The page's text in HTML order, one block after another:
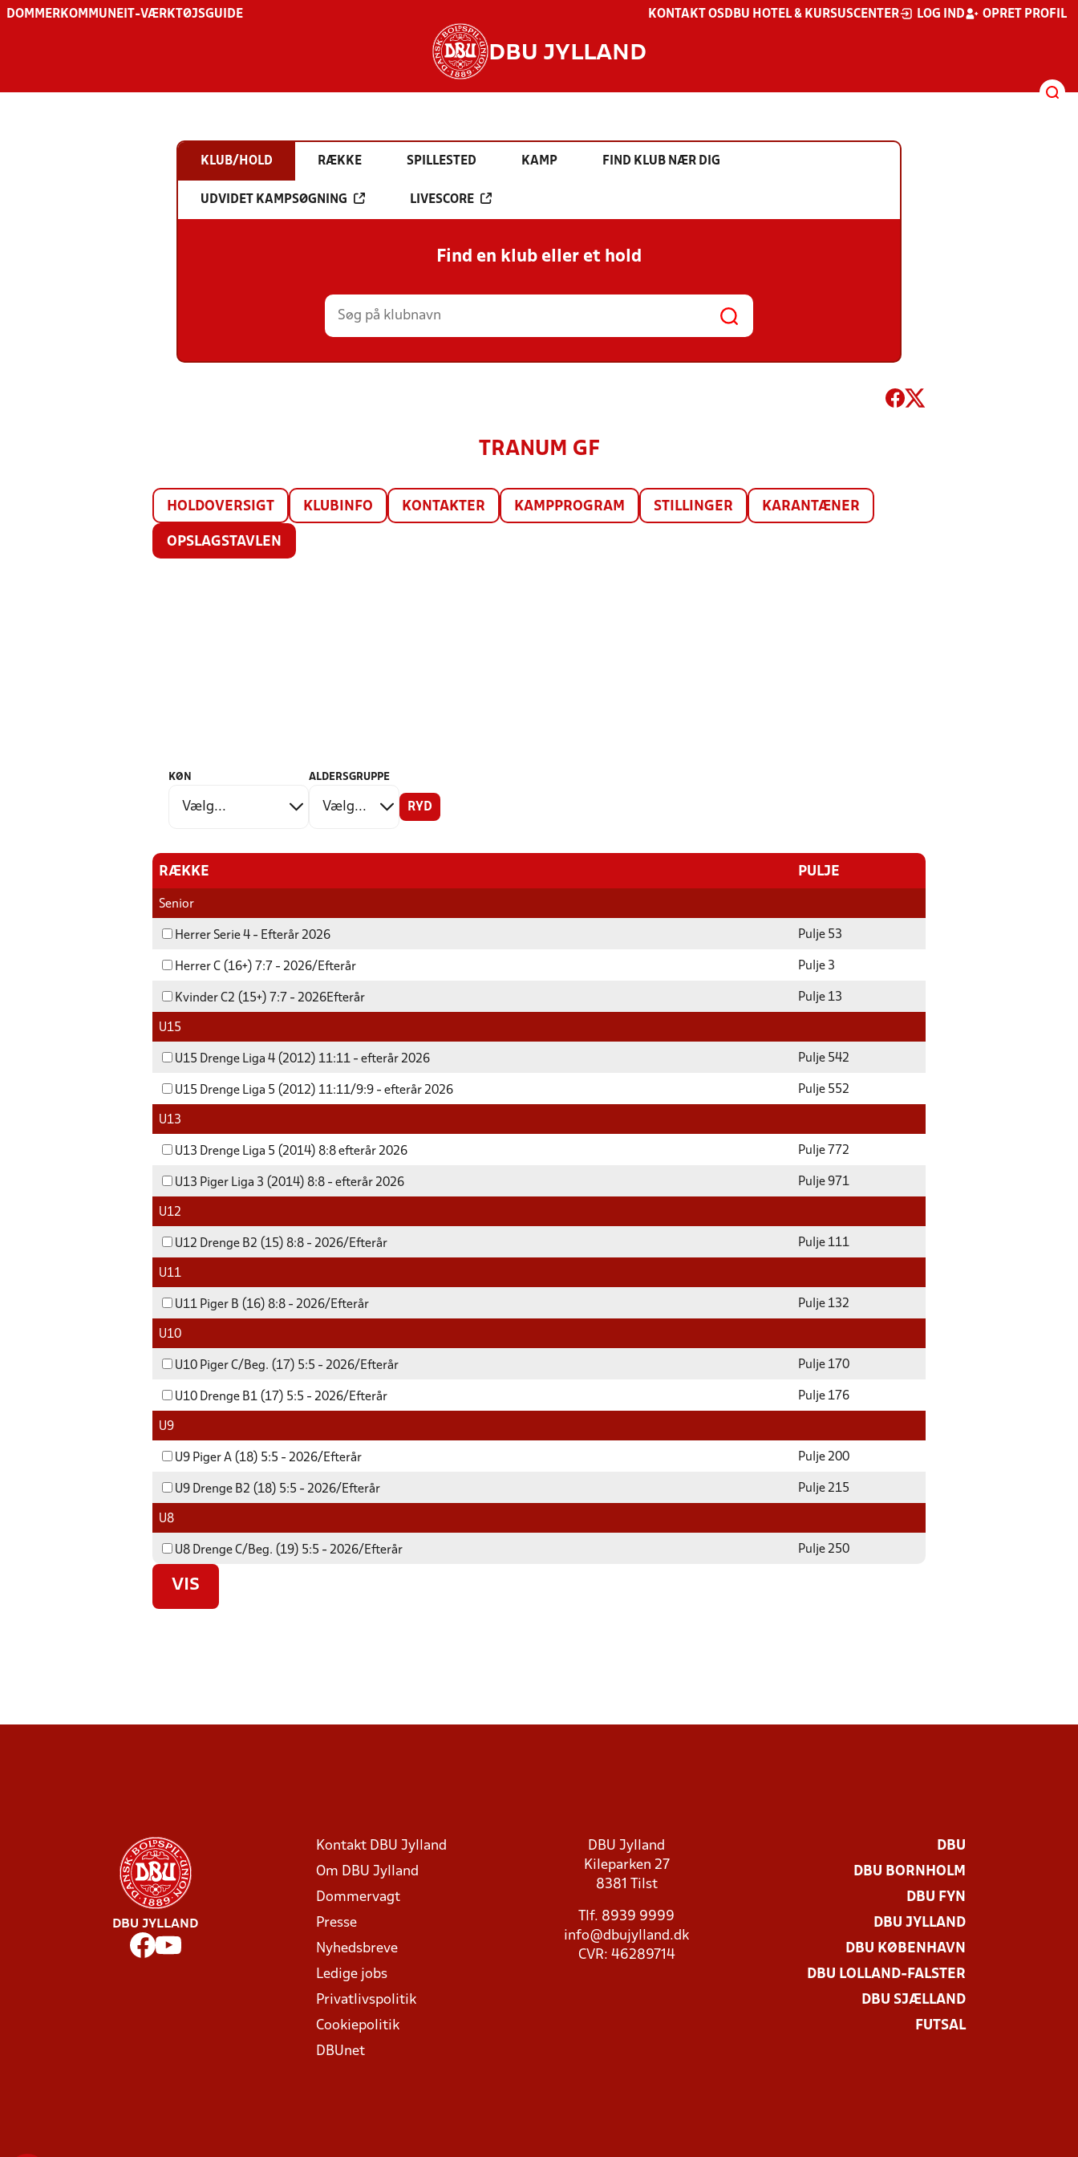
DOMMER KOMMUNE IT-VÆRKTØJSGUIDE KONTAKT OS DBU HOTEL & KURSUSCENTER LOG IND OPRET PROFIL
DBU JYLLAND
KLUB/HOLD RÆKKE SPILLESTED KAMP FIND KLUB NÆR DIG
UDVIDET KAMPSØGNING LIVESCORE
Find en klub eller et hold
TRANUM GF
HOLDOVERSIGT KLUBINFO KONTAKTER KAMPPROGRAM STILLINGER KARANTÆNER
OPSLAGSTAVLEN
KØN ALDERSGRUPPE
RYD
RÆKKE PULJE
Senior
Herrer Serie 4 - Efterår 2026 Pulje 53
Herrer C (16+) 7:7 - 2026/Efterår Pulje 3
Kvinder C2 (15+) 7:7 - 2026Efterår Pulje 13
U15
U15 Drenge Liga 4 (2012) 11:11 - efterår 2026 Pulje 542
U15 Drenge Liga 5 (2012) 11:11/9:9 - efterår 2026 Pulje 552
U13
U13 Drenge Liga 5 (2014) 8:8 efterår 2026 Pulje 772
U13 Piger Liga 3 (2014) 8:8 - efterår 2026 Pulje 971
U12
U12 Drenge B2 (15) 8:8 - 2026/Efterår Pulje 111
U11
U11 Piger B (16) 8:8 - 2026/Efterår Pulje 132
U10
U10 Piger C/Beg. (17) 5:5 - 2026/Efterår Pulje 170
U10 Drenge B1 (17) 5:5 - 2026/Efterår Pulje 176
U9
U9 Piger A (18) 5:5 - 2026/Efterår Pulje 200
U9 Drenge B2 (18) 5:5 - 2026/Efterår Pulje 215
U8
U8 Drenge C/Beg. (19) 5:5 - 2026/Efterår Pulje 250
VIS
DBU JYLLAND
Kontakt DBU Jylland
Om DBU Jylland
Dommervagt
Presse
Nyhedsbreve
Ledige jobs
Privatlivspolitik
Cookiepolitik
DBUnet
DBU Jylland
Kileparken 27
8381 Tilst
Tlf. 8939 9999
info@dbujylland.dk
CVR: 46289714
DBU
DBU BORNHOLM
DBU FYN
DBU JYLLAND
DBU KØBENHAVN
DBU LOLLAND-FALSTER
DBU SJÆLLAND
FUTSAL